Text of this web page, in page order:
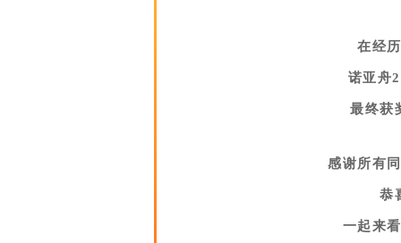
在经
诺亚舟
最终获
感谢所有
恭
一起来